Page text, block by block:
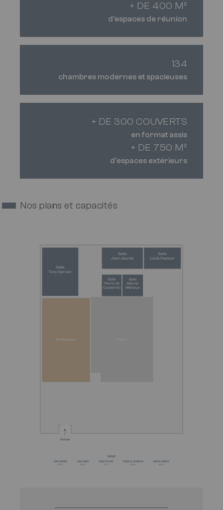
+ DE 400 M²
d'espaces de réunion
134
chambres modernes et spacieuses
+ DE 300 COUVERTS
en format assis
+ DE 750 M²
d'espaces extérieurs
Nos plans et capacités
Image
Image